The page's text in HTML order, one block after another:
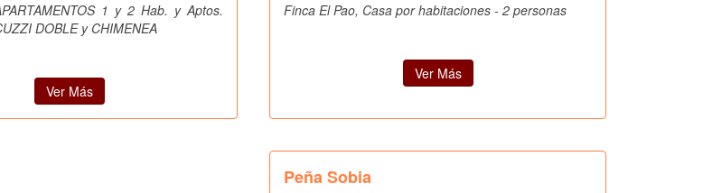
1 y 2 Hab. y Aptos.
DOBLE y CHIMENEA
Ver Más
Finca El Pao, Casa por habitaciones - 2 personas
Ver Más
Peña Sobia